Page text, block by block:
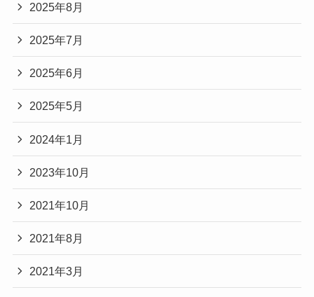
2025年8月
2025年7月
2025年6月
2025年5月
2024年1月
2023年10月
2021年10月
2021年8月
2021年3月